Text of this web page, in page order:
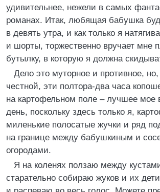
удивительнее, нежели в самых
романах. Итак, любящая бабушка
в девять утра, и как только я
и шорты, торжественно вручает мне
бутылку, в которую я должна
Дело это муторное и противное,
честной, эти полтора-два часа
на картофельном поле – лучшее мое
день, поскольку здесь только я,
миленькие полосатые жучки и ряд
на границе между бабушкиным и
огородами.
Я на коленях ползаю между
старательно собираю жуков и их